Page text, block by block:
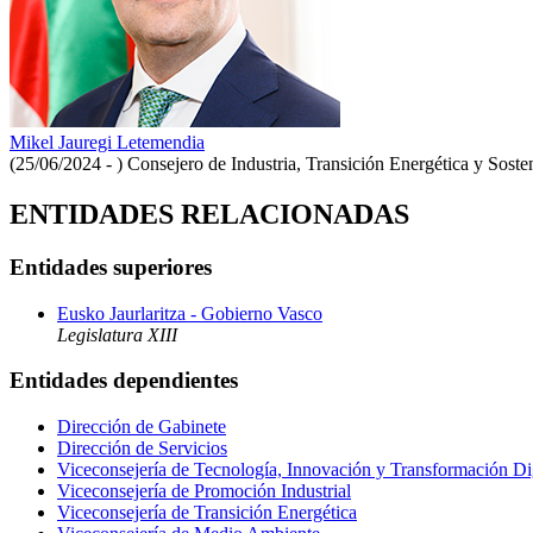
Mikel Jauregi Letemendia
(25/06/2024 - ) Consejero de Industria, Transición Energética y
ENTIDADES RELACIONADAS
Entidades superiores
Eusko Jaurlaritza - Gobierno Vasco
Legislatura XIII
Entidades dependientes
Dirección de Gabinete
Dirección de Servicios
Viceconsejería de Tecnología, Innovación y Transformación
Viceconsejería de Promoción Industrial
Viceconsejería de Transición Energética